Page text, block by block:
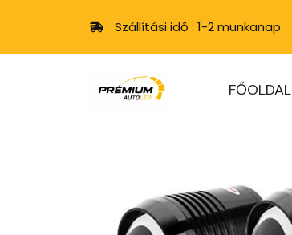
Szállítási idő : 1-2 munkanap
FŐOLDAL